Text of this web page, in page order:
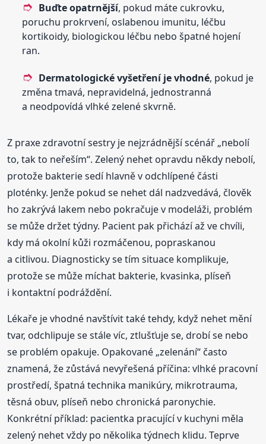
Buďte opatrnější, pokud máte cukrovku,
poruchu prokrvení, oslabenou imunitu, léčbu
kortikoidy, biologickou léčbu nebo špatné hojení
ran.
Dermatologické vyšetření je vhodné, pokud je
změna tmavá, nepravidelná, jednostranná
a neodpovídá vlhké zelené skvrně.
Z praxe zdravotní sestry je nejzrádnější scénář „nebolí
to, tak to neřeším“. Zelený nehet opravdu někdy nebolí,
protože bakterie sedí hlavně v odchlípené části
ploténky. Jenže pokud se nehet dál nadzvedává, člověk
ho zakrývá lakem nebo pokračuje v modeláži, problém
se může držet týdny. Pacient pak přichází až ve chvíli,
kdy má okolní kůži rozmáčenou, popraskanou
a citlivou. Diagnosticky se tím situace komplikuje,
protože se může míchat bakterie, kvasinka, plíseň
i kontaktní podráždění.
Lékaře je vhodné navštívit také tehdy, když nehet mění
tvar, odchlipuje se stále víc, ztlušťuje se, drobí se nebo
se problém opakuje. Opakované „zelenání“ často
znamená, že zůstává nevyřešená příčina: vlhké pracovní
prostředí, špatná technika manikúry, mikrotrauma,
těsná obuv, plíseň nebo chronická paronychie.
Konkrétní příklad: pacientka pracující v kuchyni měla
zelený nehet vždy po několika týdnech klidu. Teprve